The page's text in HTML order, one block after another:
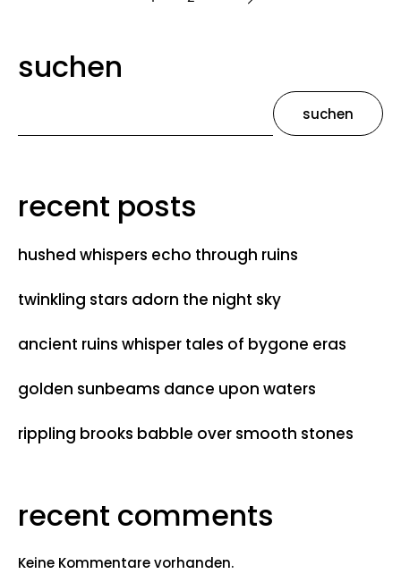
suchen
suchen
recent posts
hushed whispers echo through ruins
twinkling stars adorn the night sky
ancient ruins whisper tales of bygone eras
golden sunbeams dance upon waters
rippling brooks babble over smooth stones
recent comments
Keine Kommentare vorhanden.